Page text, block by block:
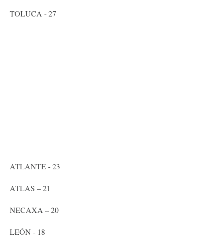
TOLUCA - 27
ATLANTE - 23
ATLAS – 21
NECAXA – 20
LEÓN - 18